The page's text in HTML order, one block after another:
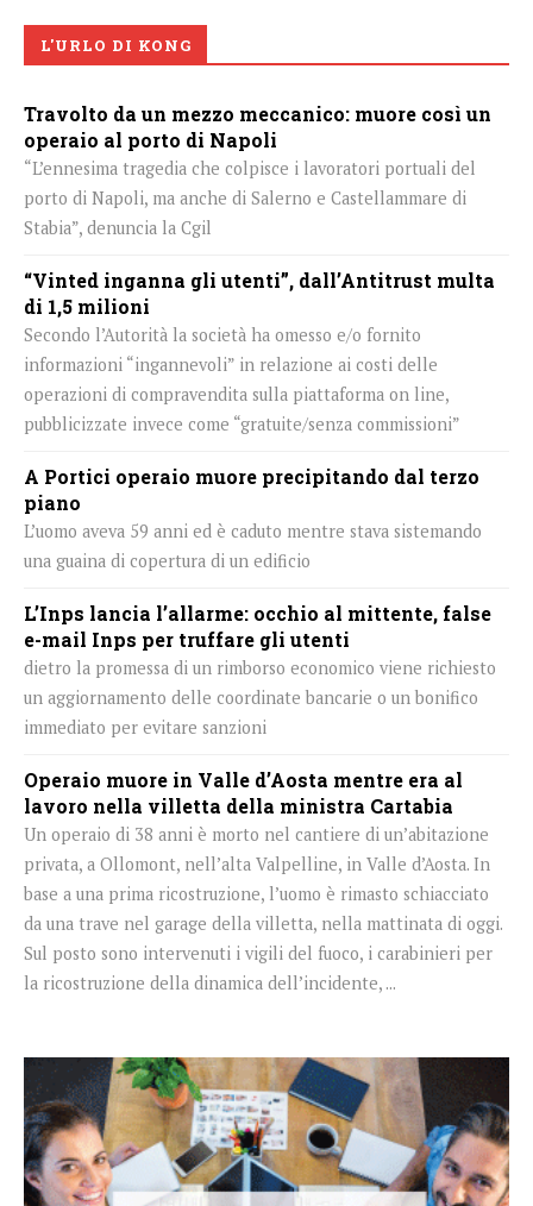
L'URLO DI KONG
Travolto da un mezzo meccanico: muore così un
operaio al porto di Napoli
“L’ennesima tragedia che colpisce i lavoratori portuali del
porto di Napoli, ma anche di Salerno e Castellammare di
Stabia”, denuncia la Cgil
“Vinted inganna gli utenti”, dall’Antitrust multa
di 1,5 milioni
Secondo l’Autorità la società ha omesso e/o fornito
informazioni “ingannevoli” in relazione ai costi delle
operazioni di compravendita sulla piattaforma on line,
pubblicizzate invece come “gratuite/senza commissioni”
A Portici operaio muore precipitando dal terzo
piano
L’uomo aveva 59 anni ed è caduto mentre stava sistemando
una guaina di copertura di un edificio
L’Inps lancia l’allarme: occhio al mittente, false
e-mail Inps per truffare gli utenti
dietro la promessa di un rimborso economico viene richiesto
un aggiornamento delle coordinate bancarie o un bonifico
immediato per evitare sanzioni
Operaio muore in Valle d’Aosta mentre era al
lavoro nella villetta della ministra Cartabia
Un operaio di 38 anni è morto nel cantiere di un’abitazione
privata, a Ollomont, nell’alta Valpelline, in Valle d’Aosta. In
base a una prima ricostruzione, l’uomo è rimasto schiacciato
da una trave nel garage della villetta, nella mattinata di oggi.
Sul posto sono intervenuti i vigili del fuoco, i carabinieri per
la ricostruzione della dinamica dell’incidente, ...